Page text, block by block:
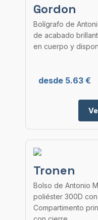
Gordon
Bolígrafo de
de acabado
en cuerpo y
desde 5.63 €
Tronen
Bolso de Antonio
poliéster 300D
Compartimento